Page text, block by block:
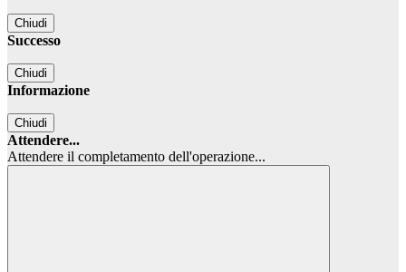
Chiudi
Successo
Chiudi
Informazione
Chiudi
Attendere...
Attendere il completamento dell'operazione...